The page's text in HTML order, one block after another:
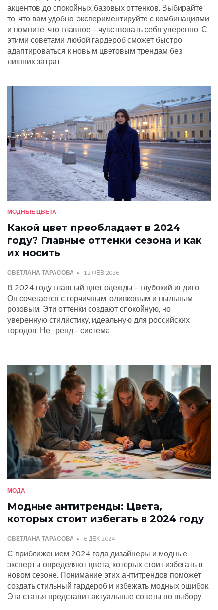
акцентов до спокойных базовых оттенков. Выбирайте
то, что вам удобно, экспериментируйте с комбинациями
и помните, что главное – чувствовать себя уверенно. С
этими советами любой гардероб сможет быстро
адаптироваться к новым цветовым трендам без
лишних затрат.
МОДНЫЕ ЦВЕТА
Какой цвет преобладает в 2024
году? Главные оттенки сезона и как
их носить
СВЕТЛАНА ТАРАСОВА 12 ФЕВ 2026
В 2024 году главный цвет одежды - глубокий индиго.
Он сочетается с горчичным, оливковым и пыльным
розовым. Эти оттенки создают спокойную, но
уверенную стилистику, идеальную для российских
городов. Не тренд - система.
МОДА
Модные антитренды: Цвета,
которых стоит избегать в 2024 году
СВЕТЛАНА ТАРАСОВА 6 ДЕК 2024
С приближением 2024 года дизайнеры и модные
эксперты определяют цвета, которых стоит избегать в
новом сезоне. Понимание этих антитрендов поможет
создать стильный гардероб и избежать модных ошибок.
Эта статья представит актуальные советы по выбору